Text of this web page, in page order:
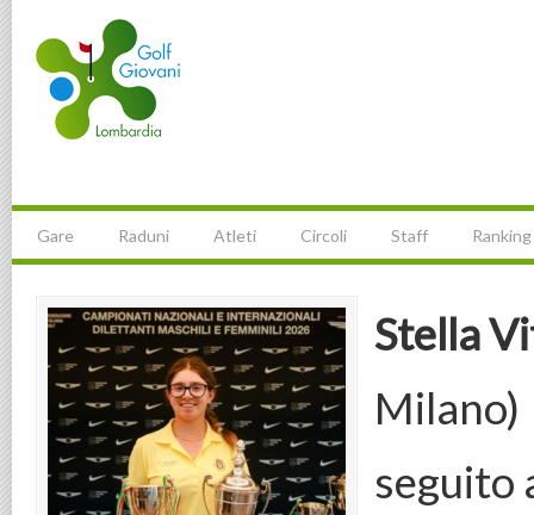
Gare Raduni Atleti Circoli Staff Ranking
Stella
Milano)
seguito